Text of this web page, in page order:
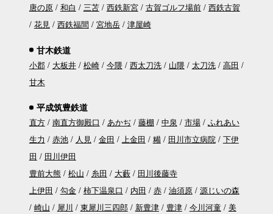
唐の原
和白 三苫 西鉄新宮 古賀ゴルフ場前
西鉄古賀
花見
西鉄福間 宮地岳 津屋崎
甘木鉄道
小郡 大板井 松崎 今隈 西太刀洗 山隈 太刀洗
高田
甘木
平成筑豊鉄道
直方 南直方御殿口 あかぢ 藤棚 中泉 市場
ふれあい
生力
赤池 人見 金田 上金田 糒 田川市立病院
下伊
田
田川伊田
豊前大熊
松山 糸田 大藪
田川後藤寺
上伊田
勾金 柿下温泉口 内田 赤 油須原
源じいの森
崎山
犀川 東犀川三四郎 新豊津 豊津 今川河童
美